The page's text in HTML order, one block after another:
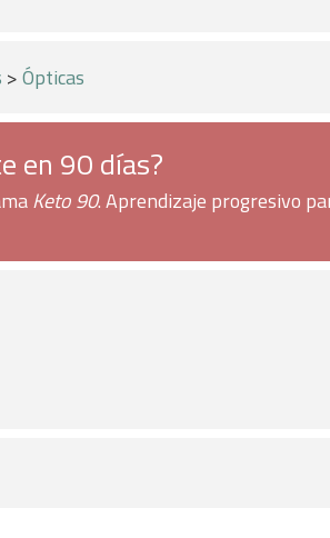
>Ópticas
en 90 días?
Keto 90. Aprendizaje progresivo